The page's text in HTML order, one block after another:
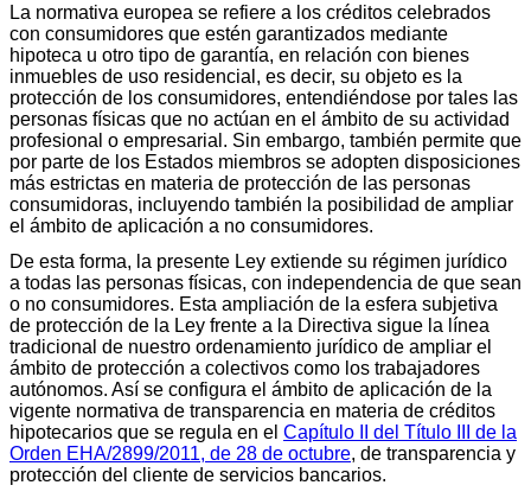
La normativa europea se refiere a los créditos celebrados
con consumidores que estén garantizados mediante
hipoteca u otro tipo de garantía, en relación con bienes
inmuebles de uso residencial, es decir, su objeto es la
protección de los consumidores, entendiéndose por tales las
personas físicas que no actúan en el ámbito de su actividad
profesional o empresarial. Sin embargo, también permite que
por parte de los Estados miembros se adopten disposiciones
más estrictas en materia de protección de las personas
consumidoras, incluyendo también la posibilidad de ampliar
el ámbito de aplicación a no consumidores.
De esta forma, la presente Ley extiende su régimen jurídico
a todas las personas físicas, con independencia de que sean
o no consumidores. Esta ampliación de la esfera subjetiva
de protección de la Ley frente a la Directiva sigue la línea
tradicional de nuestro ordenamiento jurídico de ampliar el
ámbito de protección a colectivos como los trabajadores
autónomos. Así se configura el ámbito de aplicación de la
vigente normativa de transparencia en materia de créditos
hipotecarios que se regula en el Capítulo II del Título III de la
Orden EHA/2899/2011, de 28 de octubre, de transparencia y
protección del cliente de servicios bancarios.